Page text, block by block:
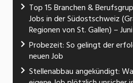
Top 15 Branchen &
Jobs in der Südostschweiz
Regionen von St. Gallen) –
Probezeit: So gelingt der
neuen Job
Stellenabbau angekündigt: